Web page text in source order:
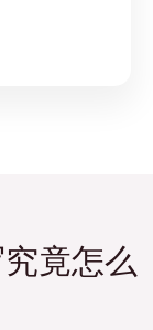
竟怎么